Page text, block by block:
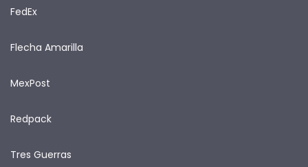
FedEx
Flecha Amarilla
MexPost
Redpack
Tres Guerras